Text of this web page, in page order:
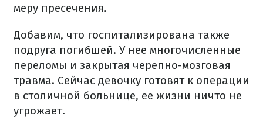
меру пресечения.
Добавим, что госпитализирована также
подруга погибшей. У нее многочисленные
переломы и закрытая черепно-мозговая
травма. Сейчас девочку готовят к операции
в столичной больнице, ее жизни ничто не
угрожает.